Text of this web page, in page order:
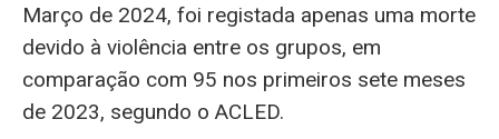
Março de 2024, foi registada apenas uma morte
devido à violência entre os grupos, em
comparação com 95 nos primeiros sete meses
de 2023, segundo o ACLED.